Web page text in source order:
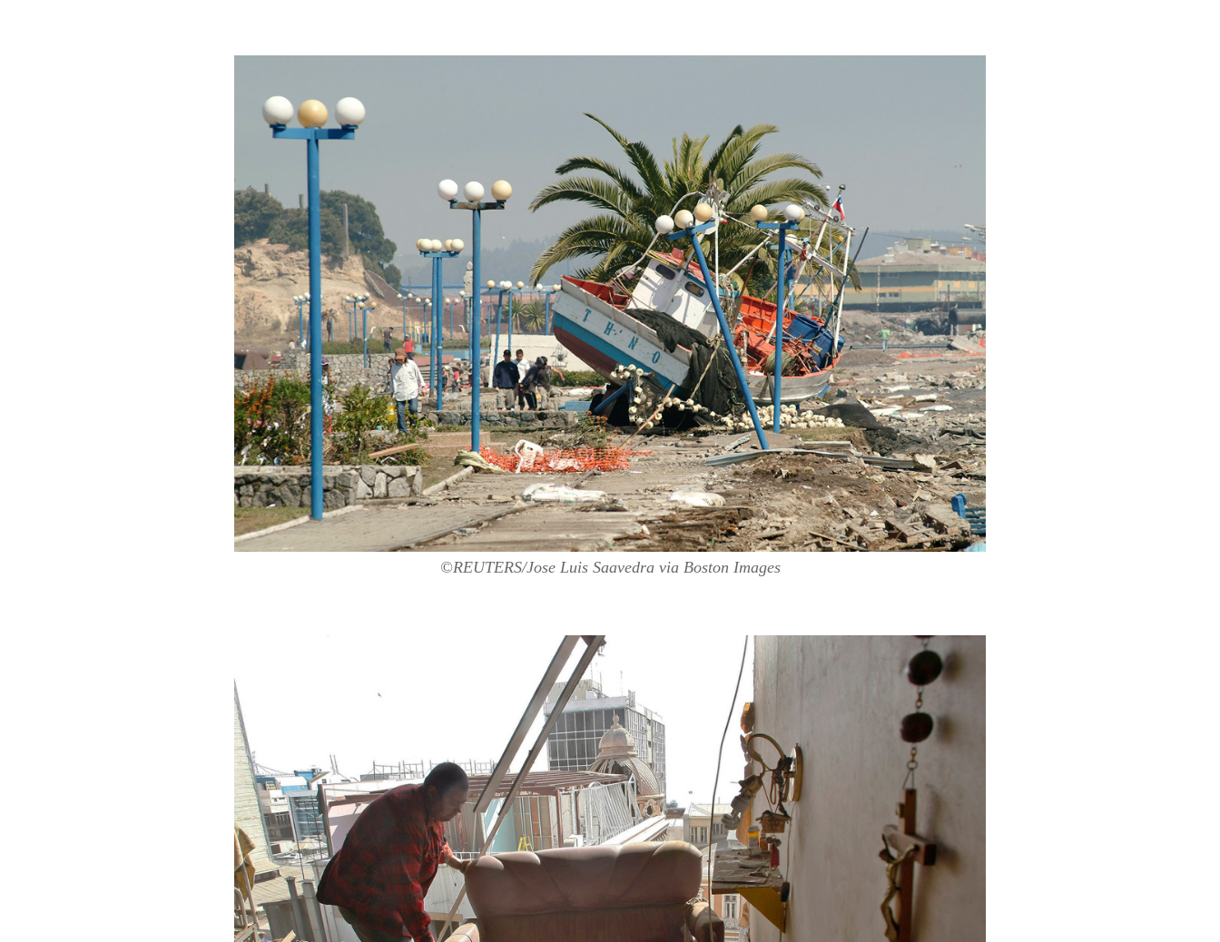
©REUTERS/Jose Luis Saavedravia Boston Images